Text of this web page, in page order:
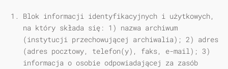
Blok informacji identyfikacyjnych i użytkowych,
na który składa się: 1) nazwa archiwum
(instytucji przechowującej archiwalia); 2) adres
(adres pocztowy, telefon(y), faks, e-mail); 3)
informacja o osobie odpowiadającej za zasób